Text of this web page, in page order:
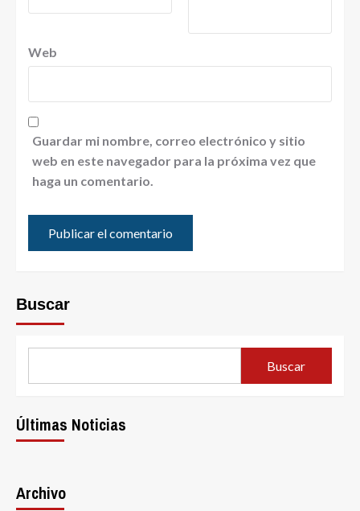
Web
Guardar mi nombre, correo electrónico y sitio
web en este navegador para la próxima vez que
haga un comentario.
Buscar
Buscar
Últimas Noticias
Archivo